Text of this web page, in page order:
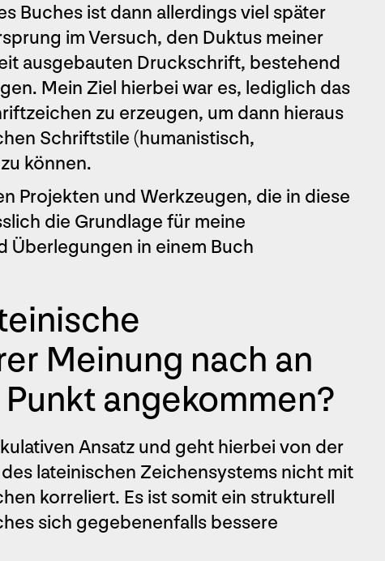
Buches ist dann allerdings viel später
im Versuch, den Duktus meiner
ausgebauten Druckschrift, bestehend
Mein Ziel hierbei war es, lediglich das
zu erzeugen, um dann hieraus
Schriftstile (humanistisch,
können.
Projekten und Werkzeugen, die in diese
die Grundlage für meine
Überlegungen in einem Buch
Meinung nach an
angekommen?
Ansatz und geht hierbei von der
lateinischen Zeichensystems nicht mit
korreliert. Es ist somit ein strukturell
sich gegebenenfalls bessere